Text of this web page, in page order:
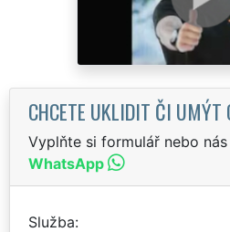
CHCETE UKLIDIT ČI UMÝT
Vyplňte si formulář nebo
WhatsApp
Služba